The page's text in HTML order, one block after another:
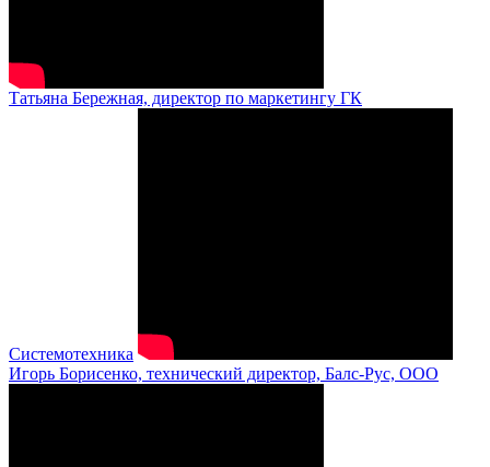
Татьяна Бережная, директор по маркетингу ГК
Системотехника
Игорь Борисенко, технический директор, Балс-Рус, ООО